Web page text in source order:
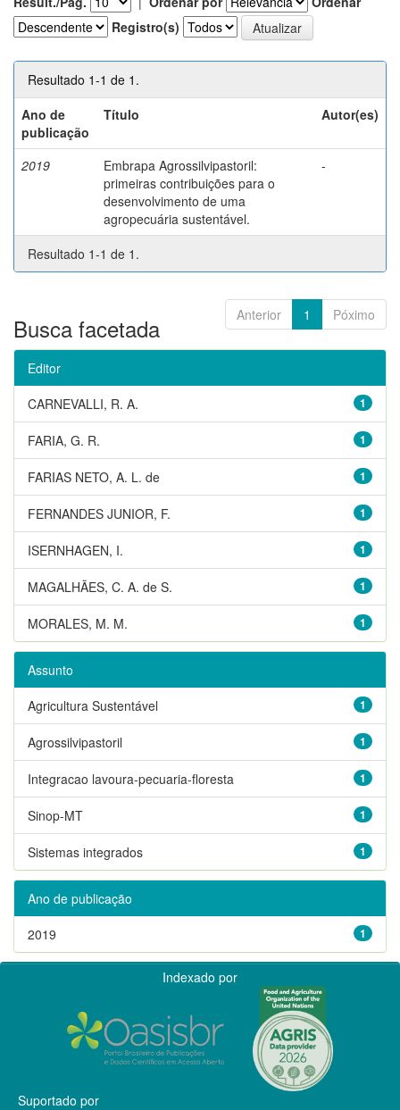
Registro(s)
Resultado 1-1 de 1.
Ano de
publicação
Título Autor(es)
2019
Embrapa Agrossilvipastoril:
primeiras contribuições para o
desenvolvimento de uma
agropecuária sustentável.
-
Resultado 1-1 de 1.
Anterior 1 Póximo
Busca facetada
Editor
1
CARNEVALLI, R. A.
1
FARIA, G. R.
1
FARIAS NETO, A. L. de
1
FERNANDES JUNIOR, F.
1
ISERNHAGEN, I.
1
MAGALHÃES, C. A. de S.
1
MORALES, M. M.
Assunto
1
Agricultura Sustentável
1
Agrossilvipastoril
1
Integracao lavoura-pecuaria-floresta
1
Sinop-MT
1
Sistemas integrados
Ano de publicação
1
2019
Indexado por
Suportado por